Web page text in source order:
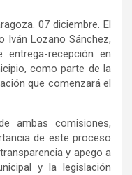
07 diciembre. El
Iván Lozano Sánchez,
recepción en
como parte de la
que comenzará el
ambas comisiones,
de este proceso
y apego a
y la legislación